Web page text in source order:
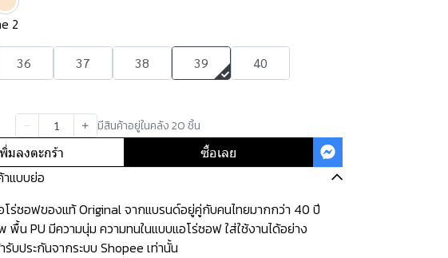
2
36 37 38 39
40
มีสินค้าอยู่ในคลัง 20 ชิ้น
มลงตะกร้า
ซื้อเลย
แบบย่อ
โร่ซอฟของแท้ Original จากแบรนด์อยู่คู่กับคนไทยมากกว่า 40 ปี
น PU มีความนุ่ม ความทนในแบบแอโร่ซอฟ ใส่ใช้งานได้อย่าง
บประกันจากระบบ Shopee เท่านั้น